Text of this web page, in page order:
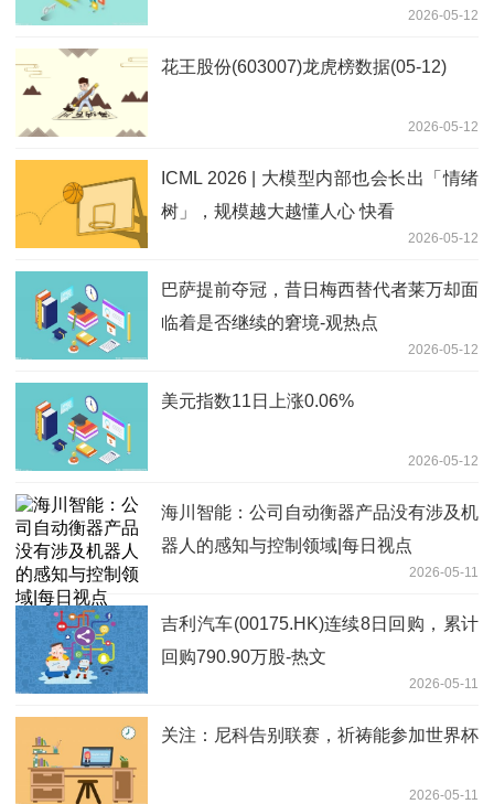
2026-05-12
花王股份(603007)龙虎榜数据(05-12)
2026-05-12
ICML 2026 | 大模型内部也会长出「情绪
树」，规模越大越懂人心 快看
2026-05-12
巴萨提前夺冠，昔日梅西替代者莱万却面
临着是否继续的窘境-观热点
2026-05-12
美元指数11日上涨0.06%
2026-05-12
海川智能：公司自动衡器产品没有涉及机
器人的感知与控制领域|每日视点
2026-05-11
吉利汽车(00175.HK)连续8日回购，累计
回购790.90万股-热文
2026-05-11
关注：尼科告别联赛，祈祷能参加世界杯
2026-05-11